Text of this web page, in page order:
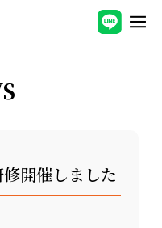
開催しました